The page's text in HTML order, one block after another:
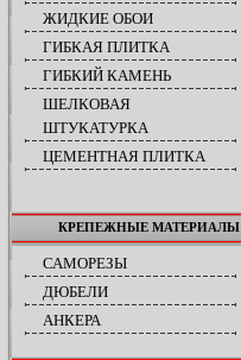
ЖИДКИЕ ОБОИ
ГИБКАЯ ПЛИТКА
ГИБКИЙ КАМЕНЬ
ШЕЛКОВАЯ
ШТУКАТУРКА
ЦЕМЕНТНАЯ ПЛИТКА
КРЕПЕЖНЫЕ МАТЕРИАЛЫ
САМОРЕЗЫ
ДЮБЕЛИ
АНКЕРА